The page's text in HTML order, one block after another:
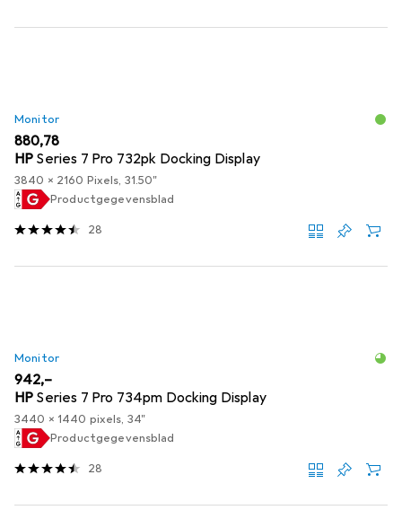
Monitor
EUR
880,78
HP Series 7 Pro 732pk Docking Display
3840 x 2160 Pixels, 31.50"
Productgegevensblad
28
Monitor
EUR
942,–
HP Series 7 Pro 734pm Docking Display
3440 x 1440 pixels, 34"
Productgegevensblad
28